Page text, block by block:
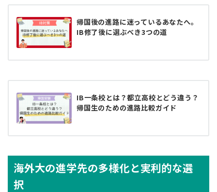
帰国後の進路に迷っているあなたへ。
IB修了後に選ぶべき3つの道
IB一条校とは？都立高校とどう違う？
帰国生のための進路比較ガイド
海外大の進学先の多様化と実利的な選
択